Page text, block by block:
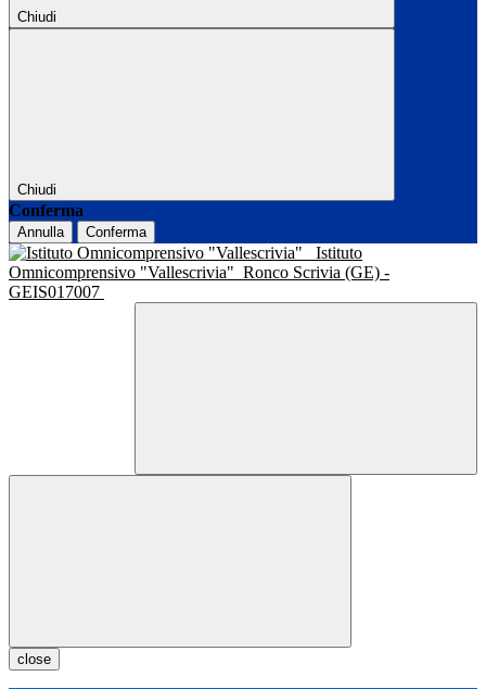
Chiudi
Chiudi
Conferma
Annulla Conferma
Istituto
Omnicomprensivo "Vallescrivia" Ronco Scrivia (GE) -
GEIS017007
close